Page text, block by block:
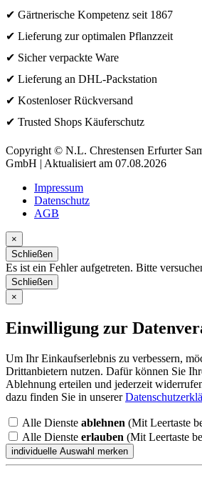
✔ Gärtnerische Kompetenz seit 1867
✔ Lieferung zur optimalen Pflanzzeit
✔ Sicher verpackte Ware
✔ Lieferung an DHL-Packstation
✔ Kostenloser Rückversand
✔ Trusted Shops Käuferschutz
Copyright © N.L. Chrestensen Erfurter
GmbH | Aktualisiert am 07.08.2026
Impressum
Datenschutz
AGB
×
Schließen
Es ist ein Fehler aufgetreten. Bitte
Schließen
×
Einwilligung zur
Um Ihr Einkaufserlebnis zu verbessern,
Drittanbietern nutzen. Dafür können Sie
Ablehnung erteilen und jederzeit
dazu finden Sie in unserer
Alle Dienste ablehnen (Mit Leertaste
Alle Dienste erlauben (Mit Leertaste